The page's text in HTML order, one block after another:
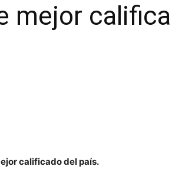
mejor
calificado del país.